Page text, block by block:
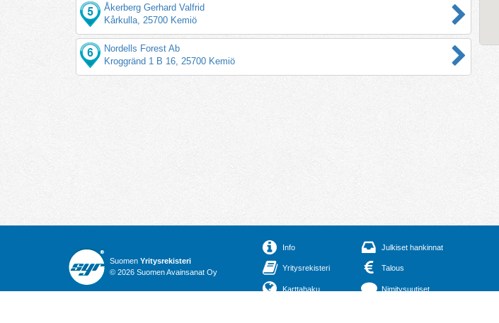
Åkerberg Gerhard Valfrid
Kårkulla, 25700 Kemiö
Nordells Forest Ab
Kroggränd 1 B 16, 25700 Kemiö
Suomen Yritysrekisteri
© 2026 Suomen Avainsanat Oy
Info
Yritysrekisteri
Karttahaku
Julkiset hankinnat
Talous
Nimitysuutiset